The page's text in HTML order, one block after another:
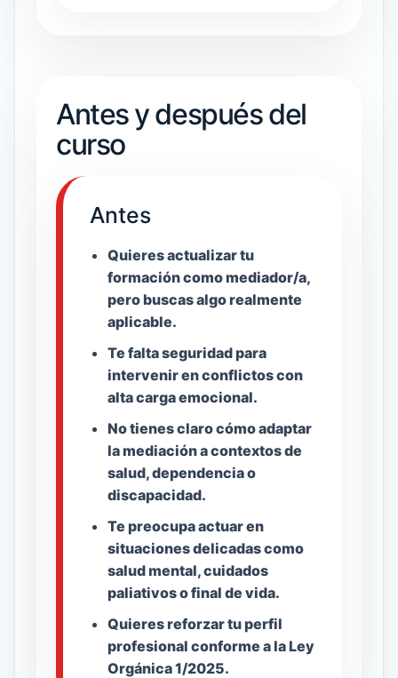
Antes y después del
curso
Antes
Quieres actualizar tu
formación como mediador/a,
pero buscas algo realmente
aplicable.
Te falta seguridad para
intervenir en conflictos con
alta carga emocional.
No tienes claro cómo adaptar
la mediación a contextos de
salud, dependencia o
discapacidad.
Te preocupa actuar en
situaciones delicadas como
salud mental, cuidados
paliativos o final de vida.
Quieres reforzar tu perfil
profesional conforme a la Ley
Orgánica 1/2025.